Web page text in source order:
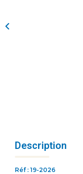
Description
Réf : 19-2026